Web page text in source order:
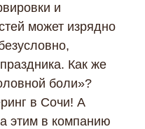
и
может изрядно
Как же
боли»?
в Сочи! А
этим в компанию